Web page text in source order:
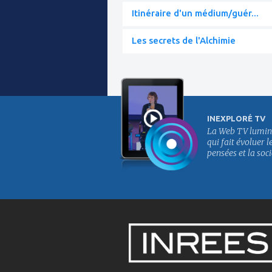
Itinéraire d'un médium/guér...
Les secrets de l'Alchimie
INEXPLORÉ TV
La Web TV
qui fait évoluer
pensées et la